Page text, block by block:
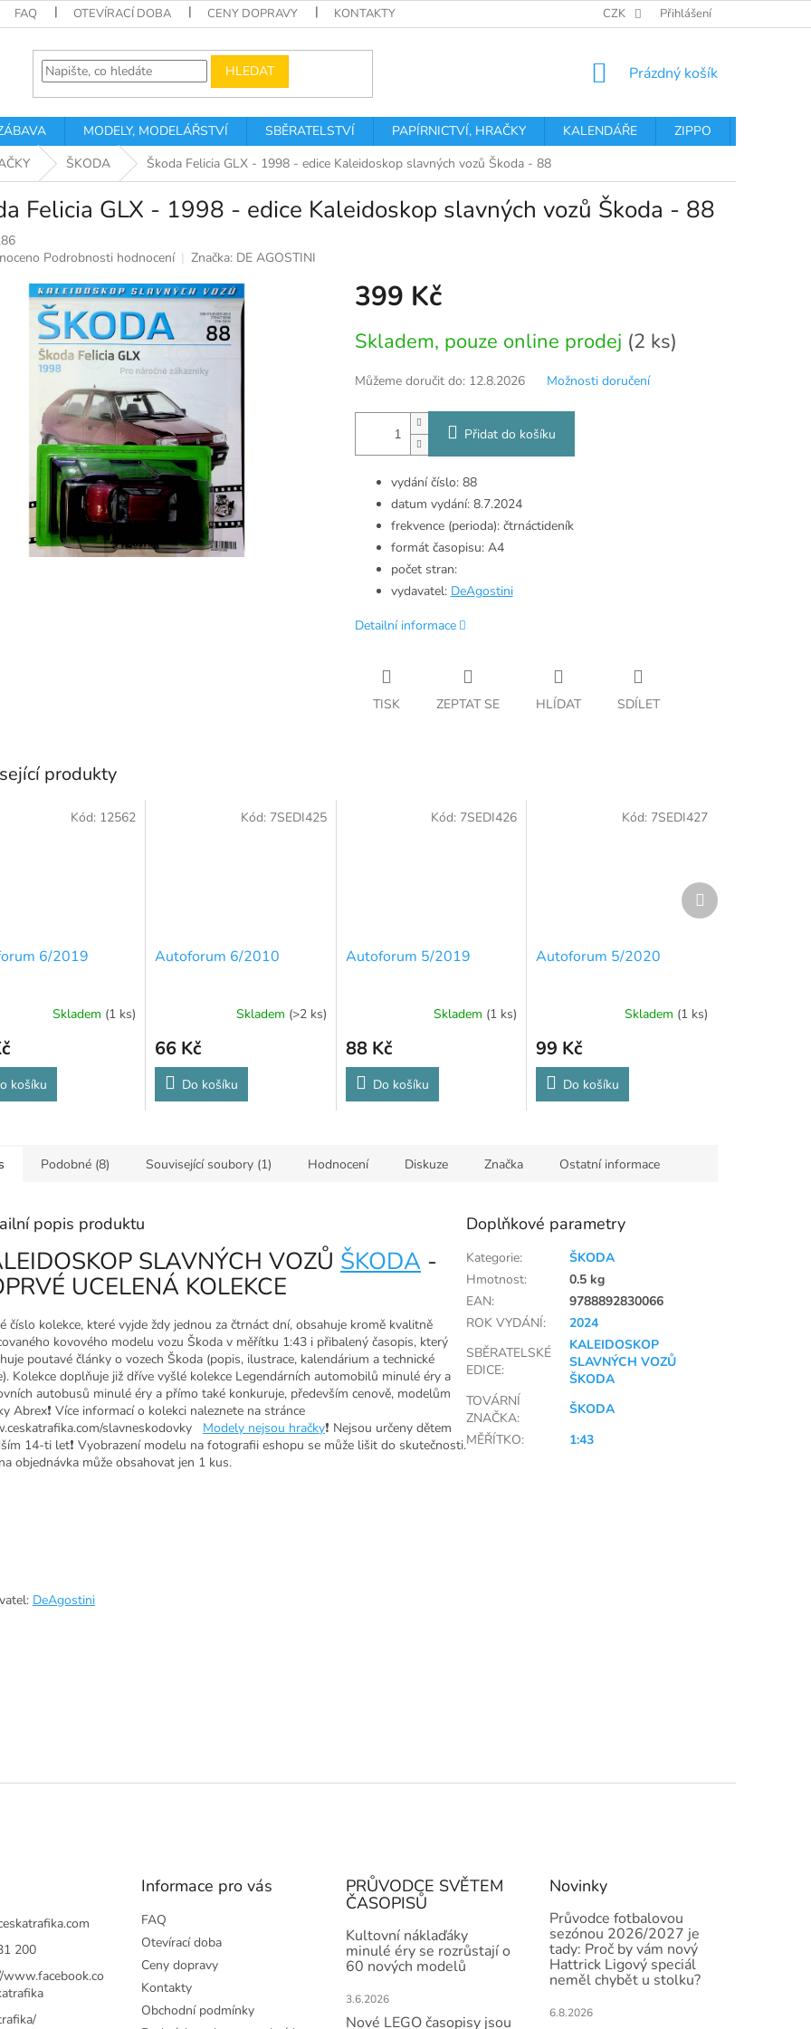
FAQ OTEVÍRACÍ DOBA CENY DOPRAVY KONTAKTY PODMÍNKY OCHRANY OSOBNÍCH
CZK Přihlášení
HLEDAT
NÁKUPNÍ
Prázdný košík
MODELY, MODELÁŘSTVÍ SBĚRATELSTVÍ PAPÍRNICTVÍ, HRAČKY KALENDÁŘE ZIPPO
ŠKODA Škoda Felicia GLX - 1998 - edice Kaleidoskop slavných vozů Škoda - 88
Felicia GLX - 1998 - edice Kaleidoskop slavných vozů Škoda - 88
Podrobnosti hodnocení Značka: DE AGOSTINI
399 Kč
cena:
Skladem, pouze online prodej (2 ks)
Můžeme doručit do: 12.8.2026 Možnosti doručení
Přidat do košíku
vydání číslo: 88
datum vydání: 8.7.2024
frekvence (perioda): čtrnáctideník
formát časopisu: A4
počet stran:
vydavatel: DeAgostini
Detailní informace
TISK ZEPTAT SE HLÍDAT SDÍLET
produkty
6/2019
Skladem (1 ks)
košíku
Kód: 12562
Autoforum 6/2010
Skladem (>2 ks)
66 Kč
Do košíku
Kód: 7SEDI425
Autoforum 5/2019
Skladem (1 ks)
88 Kč
Do košíku
Kód: 7SEDI426
Autoforum 5/2020
Skladem (1 ks)
99 Kč
Do košíku
Kód: 7SEDI427
Další
produkt
Podobné (8) Související soubory (1) Hodnocení Diskuze Značka Ostatní informace
popis produktu
SLAVNÝCH VOZŮ ŠKODA -
UCELENÁ KOLEKCE
číslo kolekce, které vyjde ždy jednou za čtrnáct dní, obsahuje kromě kvalitně
kovového modelu vozu Škoda v měřítku 1:43 i přibalený časopis, který
poutavé články o vozech Škoda (popis, ilustrace, kalendárium a technické
Kolekce doplňuje již dříve vyšlé kolekce Legendárních automobilů minulé éry a
autobusů minulé éry a přímo také konkuruje, především cenově, modelům
Abrex❗ Více informací o kolekci naleznete na stránce
slavneskodovky Modely nejsou hračky❗ Nejsou určeny dětem
14-ti let❗ Vyobrazení modelu na fotografii eshopu se může lišit do skutečnosti.
objednávka může obsahovat jen 1 kus.
DeAgostini
Doplňkové parametry
Kategorie:
ŠKODA
Hmotnost:
0.5 kg
EAN:
9788892830066
ROK VYDÁNÍ:
2024
SBĚRATELSKÉ
EDICE:
KALEIDOSKOP
SLAVNÝCH VOZŮ
ŠKODA
TOVÁRNÍ
ZNAČKA:
ŠKODA
MĚŘÍTKO: 1:43
200
Informace pro vás
FAQ
Otevírací doba
Ceny dopravy
Kontakty
Obchodní podmínky
PRŮVODCE SVĚTEM
ČASOPISŮ
Kultovní náklaďáky
minulé éry se rozrůstají o
60 nových modelů
3.6.2026
Nové LEGO časopisy jsou
Novinky
Průvodce fotbalovou
sezónou 2026/2027 je
tady: Proč by vám nový
Hattrick Ligový speciál
neměl chybět u stolku?
6.8.2026